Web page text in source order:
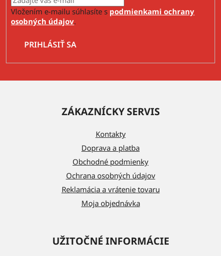
Vložením e-mailu súhlasíte s podmienkami ochrany
osobných údajov.
PRIHLÁSIŤ SA
ZÁKAZNÍCKY SERVIS
Kontakty
Doprava a platba
Obchodné podmienky
Ochrana osobných údajov
Reklamácia a vrátenie tovaru
Moja objednávka
UŽITOČNÉ INFORMÁCIE